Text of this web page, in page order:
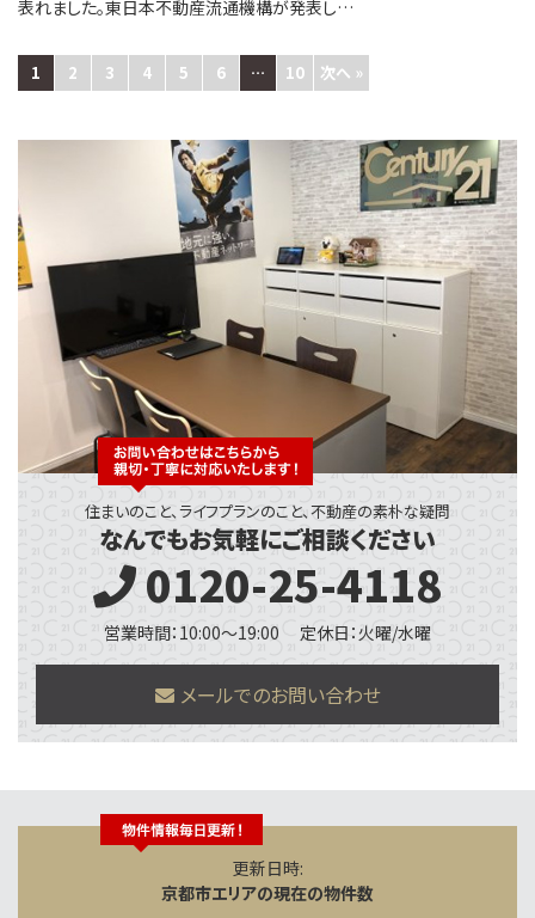
表れました。東日本不動産流通機構が発表し…
1 2 3 4 5 6 … 10 次へ »
住まいのこと、ライフプランのこと、不動産の素朴な疑問
なんでもお気軽にご相談ください
0120-25-4118
営業時間：10:00～19:00 定休日：火曜/水曜
メールでのお問い合わせ
更新日時:
京都市エリアの現在の物件数